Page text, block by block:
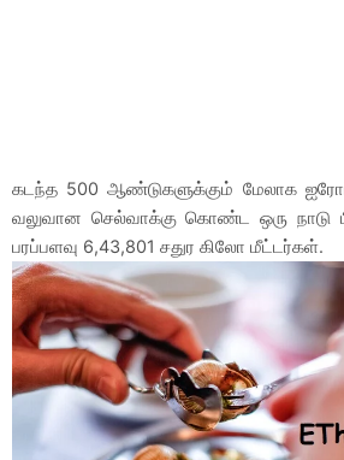
கடந்த 500 ஆண்டுகளுக்கும் மேலாக
வலுவான செல்வாக்கு கொண்ட ஒரு
பரப்பளவு 6,43,801 சதுர கிலோ மீட்டர்கள்.